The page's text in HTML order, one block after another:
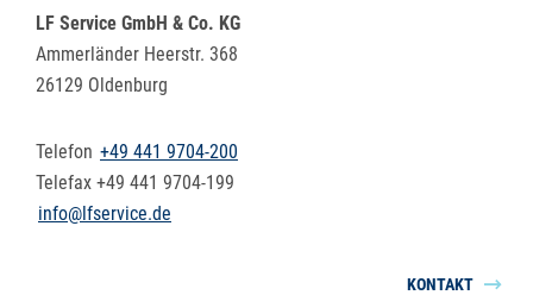
LF Service GmbH & Co. KG
Ammerländer Heerstr. 368
26129 Oldenburg
Telefon +49 441 9704-200
Telefax +49 441 9704-199
info@lfservice.de
KONTAKT